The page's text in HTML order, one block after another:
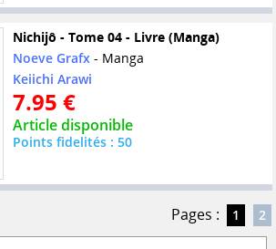
Nichijô - Tome 04 - Livre (Manga)
Noeve Grafx- Manga
Keiichi Arawi
7.95 €
Article disponible
Points fidelités : 50
Pages : 1 2